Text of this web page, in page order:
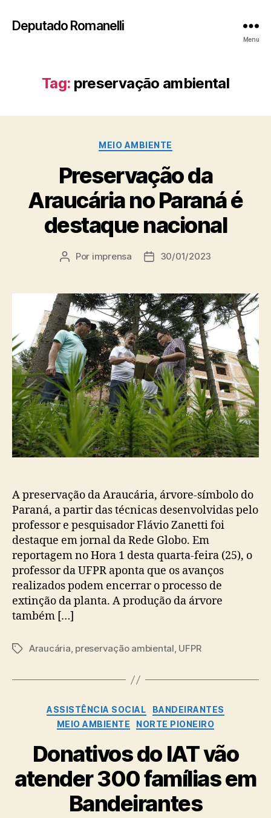
Deputado Romanelli
Menu
Tag: preservação ambiental
Categorias
MEIO AMBIENTE
Preservação da
Araucária no Paraná é
destaque nacional
Autor
Por imprensa
Data30/01/2023
A preservação da Araucária, árvore-símbolo do
Paraná, a partir das técnicas desenvolvidas pelo
professor e pesquisador Flávio Zanetti foi
destaque em jornal da Rede Globo. Em
reportagem no Hora 1 desta quarta-feira (25), o
professor da UFPR aponta que os avanços
realizados podem encerrar o processo de
extinção da planta. A produção da árvore
também […]
TagsAraucária, preservação ambiental, UFPR
Categorias
ASSISTÊNCIA SOCIAL
BANDEIRANTES
MEIO AMBIENTE
NORTE PIONEIRO
Donativos do IAT vão
atender 300 famílias em
Bandeirantes